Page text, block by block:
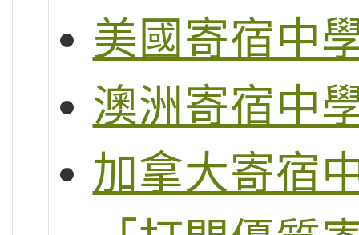
美國寄宿中
澳洲寄宿中
加拿大寄宿